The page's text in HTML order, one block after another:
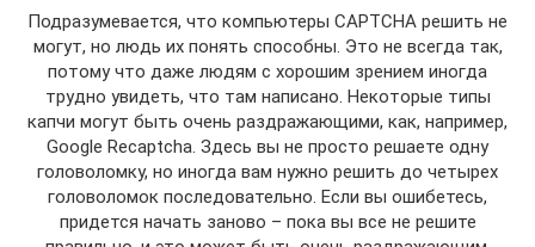
Подразумевается, что компьютеры CAPTCHA решить не
могут, но людь их понять способны. Это не всегда так,
потому что даже людям с хорошим зрением иногда
трудно увидеть, что там написано. Некоторые типы
капчи могут быть очень раздражающими, как, например,
Google Recaptcha. Здесь вы не просто решаете одну
головоломку, но иногда вам нужно решить до четырех
головоломок последовательно. Если вы ошибетесь,
придется начать заново – пока вы все не решите